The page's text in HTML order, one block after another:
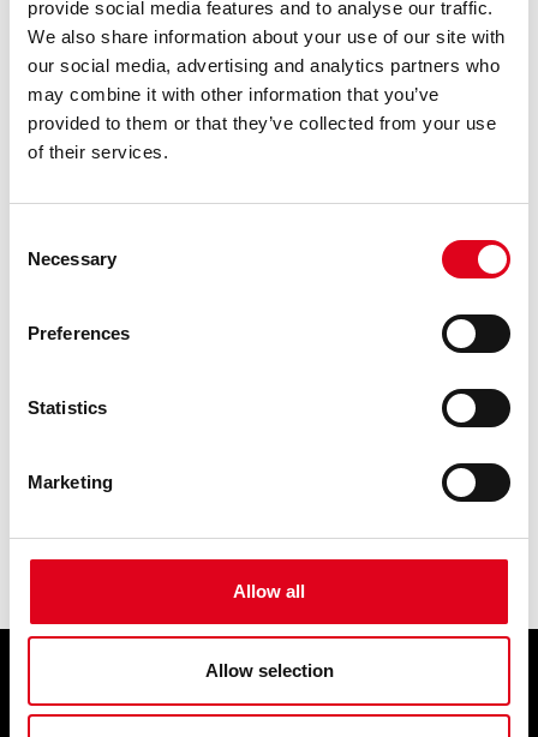
provide social media features and to analyse our traffic.
We also share information about your use of our site with
our social media, advertising and analytics partners who
may combine it with other information that you’ve
provided to them or that they’ve collected from your use
of their services.
Selection
Necessary
Preferences
Statistics
Marketing
Allow all
Allow selection
Dissabte 30 d’abril, de 12 a 12.45 h
COMPARTIR
1/1
HORARIS I CONTACTE